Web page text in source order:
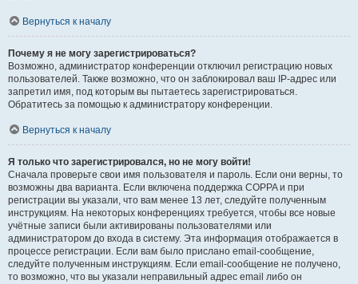
Вернуться к началу
Почему я не могу зарегистрироваться?
Возможно, администратор конференции отключил регистрацию новых
пользователей. Также возможно, что он заблокировал ваш IP-адрес или
запретил имя, под которым вы пытаетесь зарегистрироваться.
Обратитесь за помощью к администратору конференции.
Вернуться к началу
Я только что зарегистрировался, но не могу войти!
Сначала проверьте свои имя пользователя и пароль. Если они верны, то
возможны два варианта. Если включена поддержка COPPA и при
регистрации вы указали, что вам менее 13 лет, следуйте полученным
инструкциям. На некоторых конференциях требуется, чтобы все новые
учётные записи были активированы пользователями или
администратором до входа в систему. Эта информация отображается в
процессе регистрации. Если вам было прислано email-сообщение,
следуйте полученным инструкциям. Если email-сообщение не получено,
то возможно, что вы указали неправильный адрес email либо он